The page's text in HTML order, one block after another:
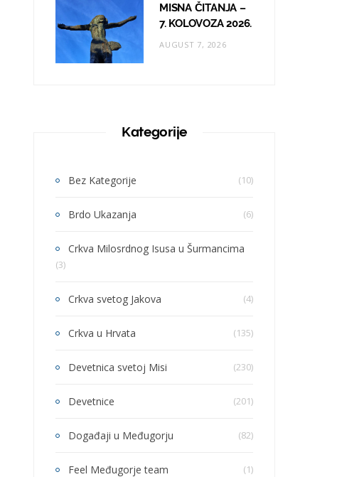
MISNA ČITANJA –
7. KOLOVOZA 2026.
AUGUST 7, 2026
Kategorije
Bez Kategorije (10)
Brdo Ukazanja (6)
Crkva Milosrdnog Isusa u Šurmancima
(3)
Crkva svetog Jakova (4)
Crkva u Hrvata (135)
Devetnica svetoj Misi (230)
Devetnice (201)
Događaji u Međugorju (82)
Feel Međugorje team (1)